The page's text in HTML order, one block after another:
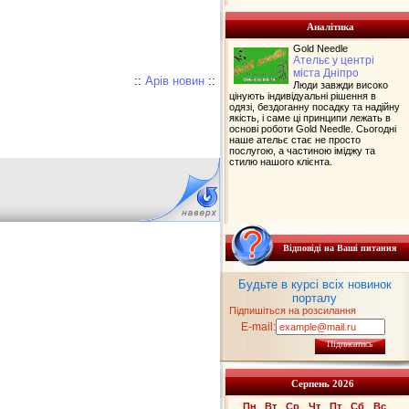
:: Арів новин ::
Аналітика
Gold Needle
Ательє у центрі
міста Дніпро
Люди завжди високо
цінують індивідуальні рішення в
одязі, бездоганну посадку та надійну
якість, і саме ці принципи лежать в
основі роботи Gold Needle. Сьогодні
наше ательє стає не просто
послугою, а частиною іміджу та
стилю нашого клієнта.
Відповіді на Ваші питання
Будьте в курсі всіх новинок
порталу
Підпишіться на розсилання
E-mail:
Підписатись
Серпень 2026
Пн Вт Ср Чт Пт Сб Вс